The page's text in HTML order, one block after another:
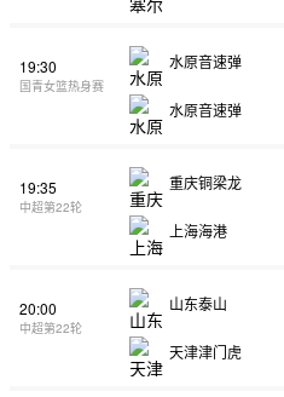
19:30
国青女篮热身赛
水原音速弹
水原音速弹
19:35
中超第22轮
重庆铜梁龙
上海海港
20:00
中超第22轮
山东泰山
天津津门虎